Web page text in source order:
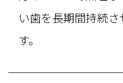
い歯を長期間持続
す。